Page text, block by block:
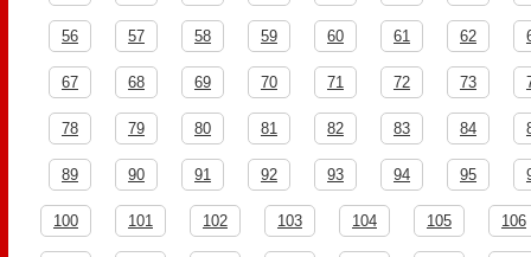
56 57 58 59 60 61 62
67 68 69 70 71 72 73
78 79 80 81 82 83 84
89 90 91 92 93 94 95
100 101 102 103 104 105 106